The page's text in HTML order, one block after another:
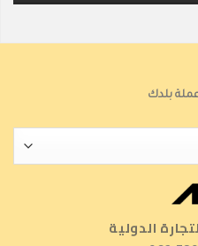
عملة بلدك
الدولية